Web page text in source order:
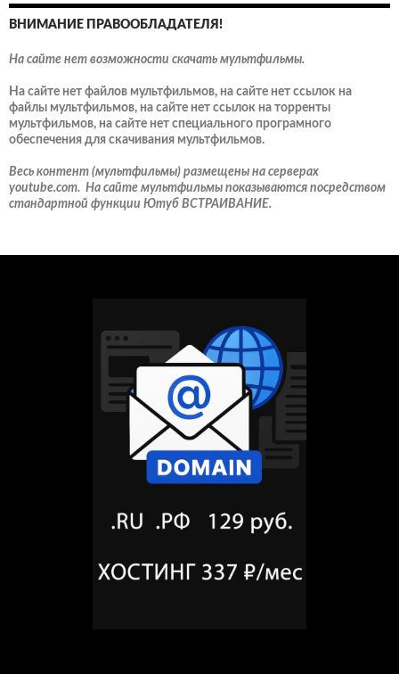
ВНИМАНИЕ ПРАВООБЛАДАТЕЛЯ!
На сайте нет возможности скачать мультфильмы.
На сайте нет файлов мультфильмов, на сайте нет ссылок на
файлы мультфильмов, на сайте нет ссылок на торренты
мультфильмов, на сайте нет специального програмного
обеспечения для скачивания мультфильмов.
Весь контент (мультфильмы) размещены на серверах
youtube.com. На сайте мультфильмы показываются посредством
стандартной функции Ютуб ВСТРАИВАНИЕ.